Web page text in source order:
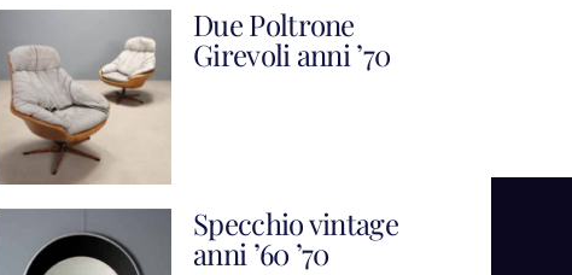
Due Poltrone
Girevoli anni ’70
Specchio vintage
anni ’60 ’70